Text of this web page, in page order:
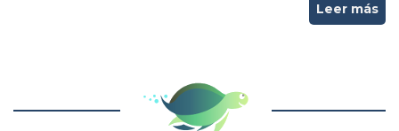
Leer más